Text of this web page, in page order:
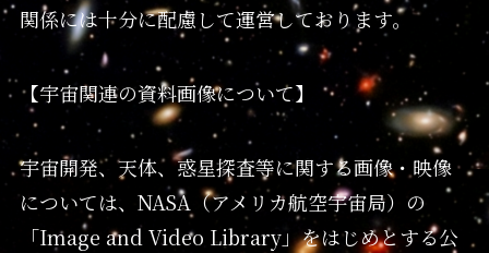
関係には十分に配慮して運営しております。
【宇宙関連の資料画像について】
宇宙開発、天体、惑星探査等に関する画像・映像
については、NASA（アメリカ航空宇宙局）の
「Image and Video Library」をはじめとする公